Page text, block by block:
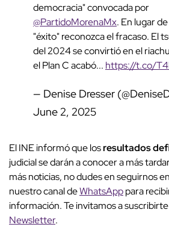
democracia" convocada por
@PartidoMorenaMx. En lugar
"éxito" reconozca el fracaso. El
del 2024 se convirtió en el
el Plan C acabó... https://t.co/
— Denise Dresser
June 2, 2025
El INE informó que losresultados
judicial se darán a conocer a más
más noticias, no dudes en seguirnos
nuestro canal deWhatsApppara
información. Te invitamos a
Newsletter.